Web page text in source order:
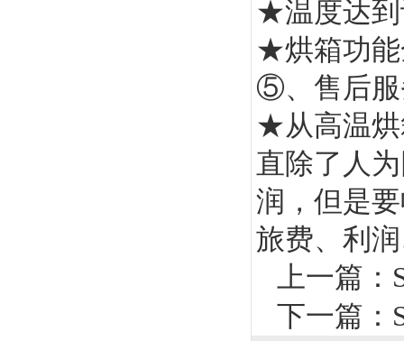
★温度达到
★烘箱功能
⑤、售后
★从高温烘
直除了人
润，但是
旅费、利
上一篇：
下一篇：